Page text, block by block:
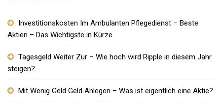
Investitionskosten Im Ambulanten Pflegedienst – Beste
Aktien – Das Wichtigste in Kürze
Tagesgeld Weiter Zur – Wie hoch wird Ripple in diesem Jahr
steigen?
Mit Wenig Geld Geld Anlegen – Was ist eigentlich eine Aktie?